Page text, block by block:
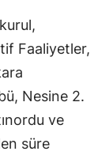
Faaliyetler,
Nesine 2.
ve
süre